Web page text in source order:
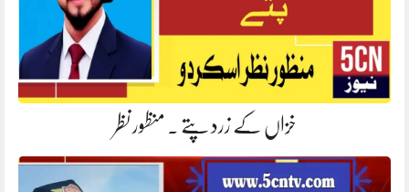
خزاں کے زرد پتے ۔ منظور نظر